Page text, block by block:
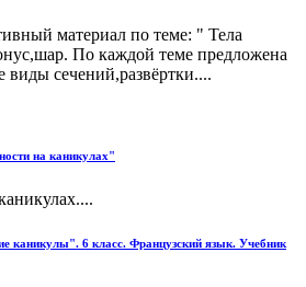
материал по теме: " Тела
По каждой теме предложена
виды сечений,развёртки....
на каникулах"
каникулы". 6 класс. Французский язык. Учебник